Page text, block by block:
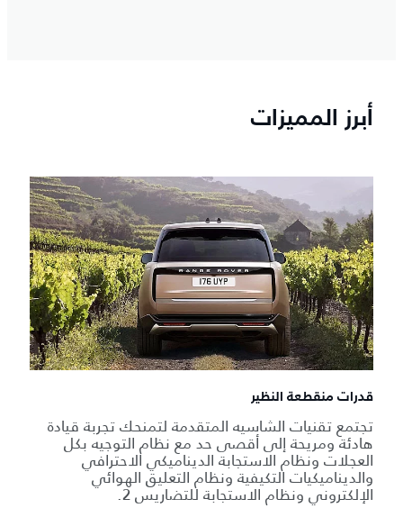
أبرز المميزات
قدرات منقطعة النظير
تجتمع تقنيات الشاسيه المتقدمة لتمنحك تجربة قيادة
هادئة ومريحة إلى أقصى حد مع نظام التوجيه بكل
العجلات ونظام الاستجابة الديناميكي الاحترافي
والديناميكيات التكيفية ونظام التعليق الهوائي
الإلكتروني ونظام الاستجابة للتضاريس 2.